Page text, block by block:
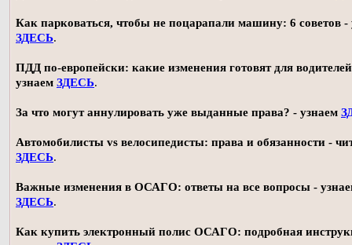
Как парковаться, чтобы не поцарапали машину: 6 советов -
ЗДЕСЬ.
ПДД по-европейски: какие изменения готовят для
узнаем ЗДЕСЬ.
За что могут аннулировать уже выданные права? - узнаем
Автомобилисты vs велосипедисты: права и обязанности -
ЗДЕСЬ.
Важные изменения в ОСАГО: ответы на все вопросы -
ЗДЕСЬ.
Как купить электронный полис ОСАГО: подробная